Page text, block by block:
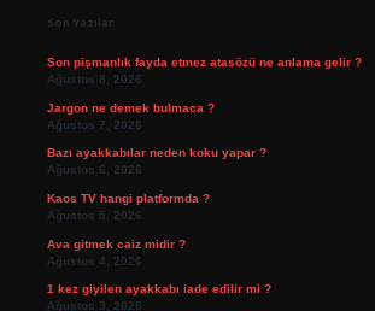
Son Yazılar
Son pişmanlık fayda etmez atasözü ne anlama gelir ?
Ağustos 8, 2026
Jargon ne demek bulmaca ?
Ağustos 7, 2026
Bazı ayakkabılar neden koku yapar ?
Ağustos 6, 2026
Kaos TV hangi platformda ?
Ağustos 5, 2026
Ava gitmek caiz midir ?
Ağustos 4, 2026
1 kez giyilen ayakkabı iade edilir mi ?
Ağustos 3, 2026